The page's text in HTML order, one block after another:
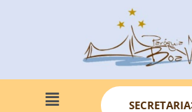
SECRETARIA